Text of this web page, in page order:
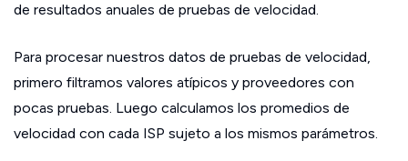
de resultados anuales de pruebas de velocidad.
Para procesar nuestros datos de pruebas de velocidad,
primero filtramos valores atípicos y proveedores con
pocas pruebas. Luego calculamos los promedios de
velocidad con cada ISP sujeto a los mismos parámetros.